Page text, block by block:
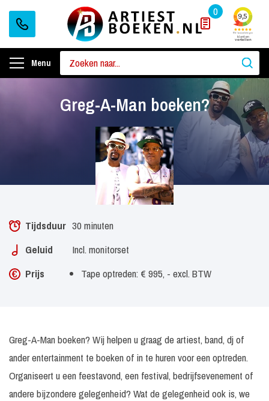
0
Menu
Greg-A-Man boeken?
Tijdsduur 30 minuten
Geluid
Incl. monitorset
Prijs
Tape optreden: € 995, - excl. BTW
Greg-A-Man boeken? Wij helpen u graag de artiest, band, dj of
ander entertainment te boeken of in te huren voor een optreden.
Organiseert u een feestavond, een festival, bedrijfsevenement of
andere bijzondere gelegenheid? Wat de gelegenheid ook is, we